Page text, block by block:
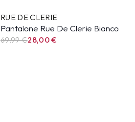
RUE DE CLERIE
Pantalone Rue De Clerie Bianco
69,99€28,00€